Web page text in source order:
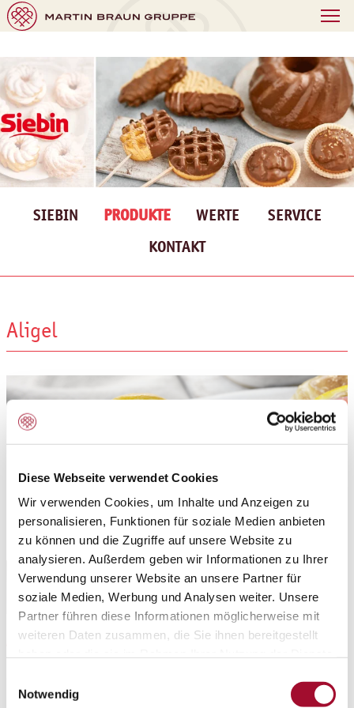
Diese Webseite verwendet Cookies
Wir verwenden Cookies, um Inhalte und Anzeigen zu
personalisieren, Funktionen für soziale Medien anbieten
zu können und die Zugriffe auf unsere Website zu
analysieren. Außerdem geben wir Informationen zu Ihrer
Verwendung unserer Website an unsere Partner für
soziale Medien, Werbung und Analysen weiter. Unsere
Partner führen diese Informationen möglicherweise mit
weiteren Daten zusammen, die Sie ihnen bereitgestellt
Notwendig
SIEBIN PRODUKTE WERTE
SERVICE
KONTAKT
Aligel
Anwendungsbereich:
Gelee-Einlagen, Wein- und Fruchtsaftgelees.